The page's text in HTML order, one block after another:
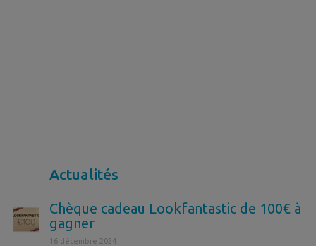
Actualités
Chèque cadeau Lookfantastic de 100€ à
gagner
16 décembre 2024